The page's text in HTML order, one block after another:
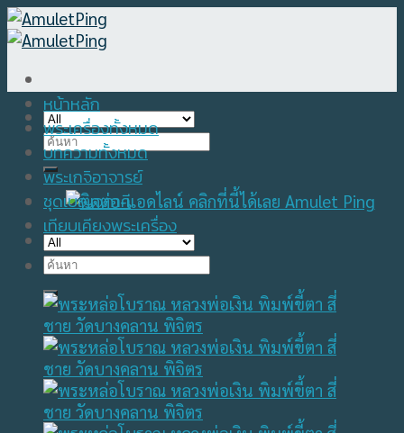
Skip
to
Search
for:
Search
หน้าหลัก
พระเครื่องทั้งหมด
บทความทั้งหมด
พระเกจิอาจารย์
ชุดเบญจภาคี
เทียบเคียงพระเครื่อง